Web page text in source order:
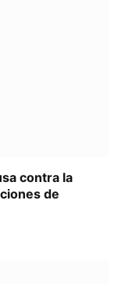
contra la
de